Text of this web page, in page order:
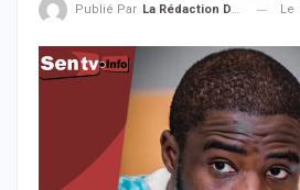
Publié Par La Rédaction De La SenTV.info Le